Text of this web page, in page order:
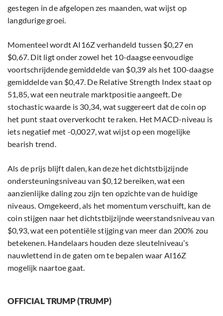
gestegen in de afgelopen zes maanden, wat wijst op
langdurige groei.
Momenteel wordt AI16Z verhandeld tussen $0,27 en
$0,67. Dit ligt onder zowel het 10-daagse eenvoudige
voortschrijdende gemiddelde van $0,39 als het 100-daagse
gemiddelde van $0,47. De Relative Strength Index staat op
51,85, wat een neutrale marktpositie aangeeft. De
stochastic waarde is 30,34, wat suggereert dat de coin op
het punt staat oververkocht te raken. Het MACD-niveau is
iets negatief met -0,0027, wat wijst op een mogelijke
bearish trend.
Als de prijs blijft dalen, kan deze het dichtstbijzijnde
ondersteuningsniveau van $0,12 bereiken, wat een
aanzienlijke daling zou zijn ten opzichte van de huidige
niveaus. Omgekeerd, als het momentum verschuift, kan de
coin stijgen naar het dichtstbijzijnde weerstandsniveau van
$0,93, wat een potentiële stijging van meer dan 200% zou
betekenen. Handelaars houden deze sleutelniveau’s
nauwlettend in de gaten om te bepalen waar AI16Z
mogelijk naartoe gaat.
OFFICIAL TRUMP (TRUMP)